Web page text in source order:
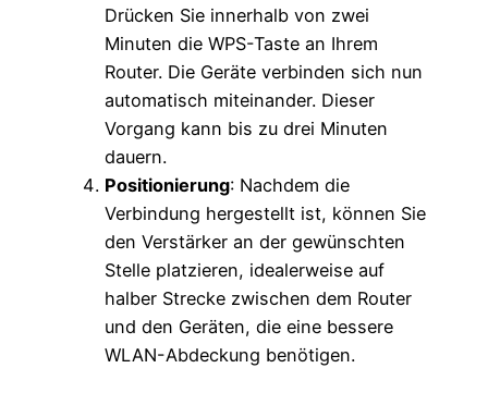
Drücken Sie innerhalb von zwei
Minuten die WPS-Taste an Ihrem
Router. Die Geräte verbinden sich nun
automatisch miteinander. Dieser
Vorgang kann bis zu drei Minuten
dauern.
Positionierung: Nachdem die
Verbindung hergestellt ist, können Sie
den Verstärker an der gewünschten
Stelle platzieren, idealerweise auf
halber Strecke zwischen dem Router
und den Geräten, die eine bessere
WLAN-Abdeckung benötigen​​.